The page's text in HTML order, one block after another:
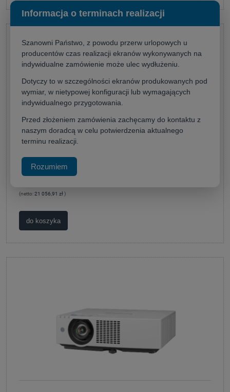
Producent: Panasonic
(netto:21 056,91 zł)
do koszyka
Informacja o terminach realizacji
Szanowni Państwo, z powodu przerw urlopowych u
producentów czas realizacji ekranów wykonywanych na
indywidualne zamówienie może ulec wydłużeniu.
Dotyczy to w szczególności ekranów produkowanych pod
wymiar, w nietypowej konfiguracji lub wymagających
indywidualnego przygotowania.
Przed złożeniem zamówienia zachęcamy do kontaktu z
naszym doradcą w celu potwierdzenia aktualnego
terminu realizacji.
Rozumiem